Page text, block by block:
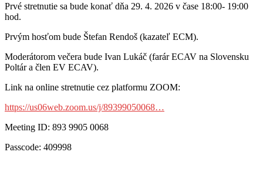
Prvé stretnutie sa bude konať dňa 29. 4. 2026 v čase 18:00- 19:00
hod.
Prvým hosťom bude Štefan Rendoš (kazateľ ECM).
Moderátorom večera bude Ivan Lukáč (farár ECAV na Slovensku
Poltár a člen EV ECAV).
Link na online stretnutie cez platformu ZOOM:
https://us06web.zoom.us/j/89399050068…
Meeting ID: 893 9905 0068
Passcode: 409998